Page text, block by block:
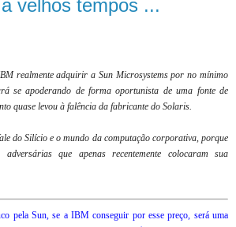
velhos tempos ...
realmente adquirir a Sun Microsystems por no mínimo
se apoderando de forma oportunista de uma fonte de
quase levou à falência da fabricante do Solaris.
do Silício e o mundo da computação corporativa, porque
que apenas recentemente colocaram sua
pela Sun, se a IBM conseguir por esse preço, será uma